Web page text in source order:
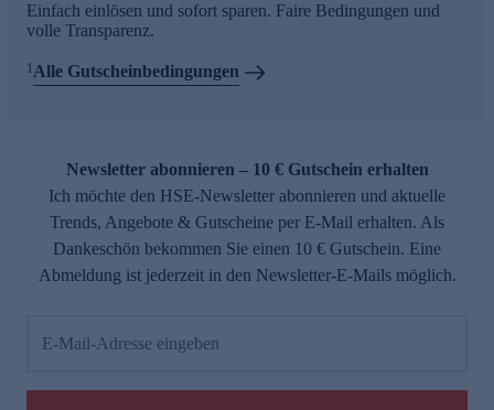
Einfach einlösen und sofort sparen. Faire Bedingungen und
volle Transparenz.
1 Alle Gutscheinbedingungen
Newsletter abonnieren – 10 € Gutschein erhalten
Ich möchte den HSE-Newsletter abonnieren und aktuelle
Trends, Angebote & Gutscheine per E-Mail erhalten. Als
Dankeschön bekommen Sie einen 10 € Gutschein. Eine
Abmeldung ist jederzeit in den Newsletter-E-Mails möglich.
E-Mail-Adresse eingeben